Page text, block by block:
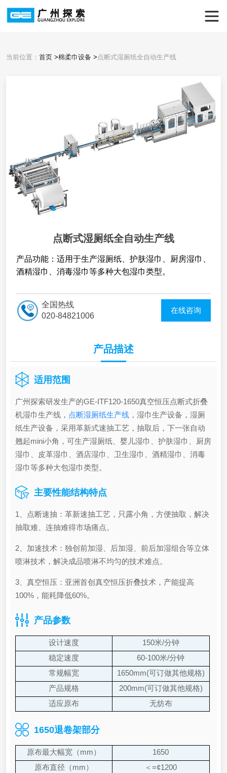
当前位置： 首页 >棉柔巾设备 > 点断式湿厕纸全自动生产线
点断式湿厕纸全自动生产线
产品功能：适用于生产湿厕纸、护肤湿巾、厨房湿巾、
酒精湿巾、消毒湿巾等多种大包湿巾类型。
全国热线
020-84821006
在线咨询
产品描述
适用范围
广州探索研发生产的GE-ITF120-1650真空恒压点断式折叠
机湿巾生产线， 点断湿厕纸生产线 ，湿巾生产设备，湿厕
纸生产设备，采用革新式速抽工艺，抽取后，下一张自动
翘起mini小角，可生产湿厕纸、婴儿湿巾、护肤湿巾、厨房
湿巾、皮革湿巾、酒店湿巾、卫生湿巾、酒精湿巾、消毒
湿巾等多种大包湿巾类型。
主要性能结构特点
1、点断速抽：革新速抽工艺，只露小角，方便抽取，解决
抽取难、连抽难得市场痛点。
2、加速技术：独创前加湿、后加湿、前后加湿组合等立体
喷淋技术，解决成品喷淋不均匀的技术难点。
3、真空恒压：亚洲首创真空恒压折叠技术，产能提高
100%，能耗降低60%。
产品参数
设计速度
150米/分钟
稳定速度
60-100米/分钟
常规幅宽
1650mm(可订做其他规格)
产品规格
200mm(可订做其他规格)
适应原布
无纺布
1650退卷架部分
原布最大幅宽（mm）
1650
原布直径（mm）
＜=¢1200